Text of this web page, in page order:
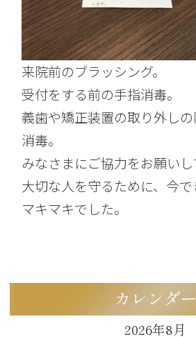
来院前のブラッシング。
受付をする前の手指消毒。
義歯や矯正装置の取り外し
消毒。
みなさまにご協力をお願いし
大切な人を守るために、今で
マキマキでした。
カレンダー
2026年8月